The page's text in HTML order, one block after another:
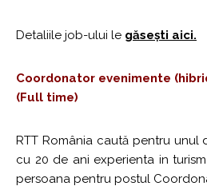
Detaliile job-ului le găsești aici.
Coordonator evenimente
(Full time)
RTT România caută pentru unul
cu 20 de ani experienta in
persoana pentru postul